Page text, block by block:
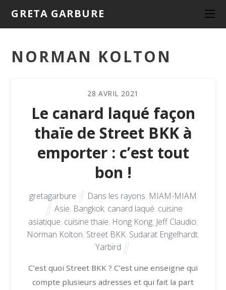
GRETA GARBURE
NORMAN KOLTON
28 AVRIL 2021
Le canard laqué façon
thaïe de Street BKK à
emporter : c’est tout
bon !
gretagarbure Dans les rayons, MIAM-MIAM
Asie, Bangkok, canard laqué, cuisine
asiatique, cuisine thaïe, Hong Kong, Jeff Claudio,
Norman Kolton, Street BKK, Sudarat Engelhardt,
Yarbird
C’est quoi Street BKK ? C’est une enseigne qui
compte plusieurs adresses et qui fait la part